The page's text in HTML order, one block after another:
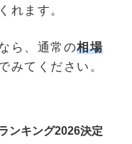
れます。
ら、通常の相場
みてください。